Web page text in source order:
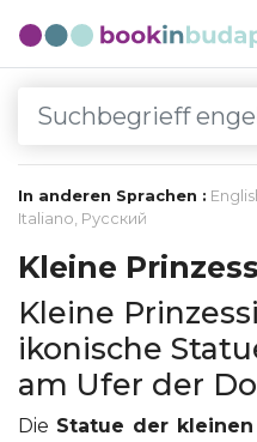
In anderen Sprachen :
Italiano, Русский
Kleine
Kleine
ikonische
am Ufer der
Die Statue der